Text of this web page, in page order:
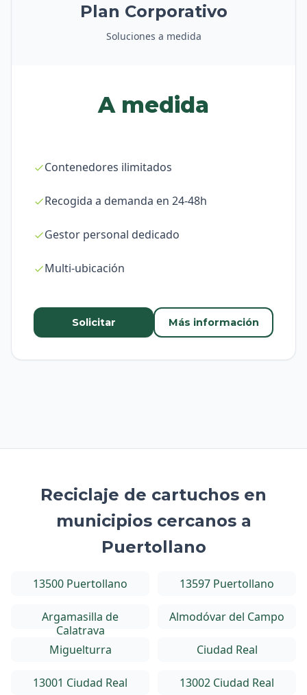
Plan Corporativo
Soluciones a medida
A medida
Contenedores ilimitados
Recogida a demanda en 24-48h
Gestor personal dedicado
Multi-ubicación
Solicitar Más información
Reciclaje de cartuchos en
municipios cercanos a
Puertollano
13500 Puertollano 13597 Puertollano
Argamasilla de
Calatrava
Almodóvar del Campo
Miguelturra Ciudad Real
13001 Ciudad Real 13002 Ciudad Real